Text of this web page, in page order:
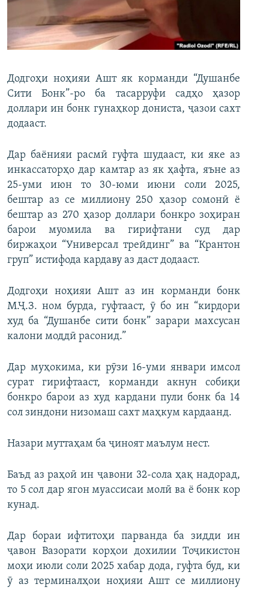
ГУЗОРИШҲОИ РАДИОӢ
Русский
Додгоҳи ноҳияи Ашт як корманди “Душанбе
Сити Бонк”-ро ба тасарруфи садҳо ҳазор
доллари ин бонк гунаҳкор дониста, ҷазои сахт
додааст.
Дар баёнияи расмӣ гуфта шудааст, ки яке аз
инкассаторҳо дар камтар аз як ҳафта, яъне аз
25-уми июн то 30-юми июни соли 2025,
бештар аз се миллиону 250 ҳазор сомонӣ ё
бештар аз 270 ҳазор доллари бонкро зоҳиран
барои муомила ва гирифтани суд дар
биржаҳои “Универсал трейдинг” ва “Крантон
груп” истифода кардаву аз даст додааст.
Додгоҳи ноҳияи Ашт аз ин корманди бонк
М.Ҷ.З. ном бурда, гуфтааст, ӯ бо ин “кирдори
худ ба “Душанбе сити бонк” зарари махсусан
калони моддӣ расонид.”
Дар муҳокима, ки рӯзи 16-уми январи имсол
сурат гирифтааст, корманди акнун собиқи
бонкро барои аз худ кардани пули бонк ба 14
сол зиндони низомаш сахт маҳкум кардаанд.
Назари муттаҳам ба ҷиноят маълум нест.
Баъд аз раҳоӣ ин ҷавони 32-сола ҳақ надорад,
то 5 сол дар ягон муассисаи молӣ ва ё бонк кор
кунад.
Дар бораи ифтитоҳи парванда ба зидди ин
ҷавон Вазорати корҳои дохилии Тоҷикистон
моҳи июли соли 2025 хабар дода, гуфта буд, ки
ӯ аз терминалҳои ноҳияи Ашт се миллиону